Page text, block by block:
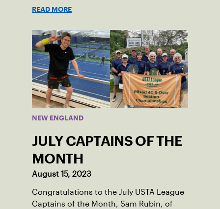
Damariscotta, ME and those around her
throughout her childhood.
READ MORE
NEW ENGLAND
JULY CAPTAINS OF THE
MONTH
August 15, 2023
Congratulations to the July USTA League
Captains of the Month, Sam Rubin, of